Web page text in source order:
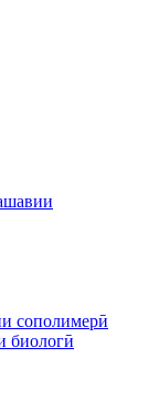
сополимерӣ
биологӣ